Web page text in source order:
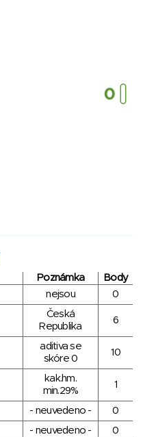
Poznámka
Body
nejsou 0
Česká
Republika
6
aditiva se
skóre 0
10
kak.hm.
min.29%
1
- neuvedeno -
0
- neuvedeno -
0